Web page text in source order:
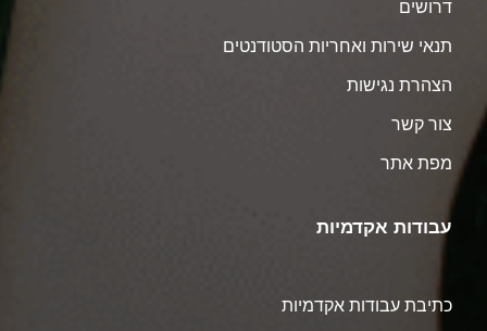
דרושים
תנאי שירות ואחריות הסטודנטים
הצהרת נגישות
צור קשר
מפת אתר
עבודות אקדמיות
כתיבת עבודות אקדמיות